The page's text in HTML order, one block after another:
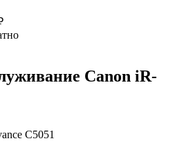
Canon iR-
C5051